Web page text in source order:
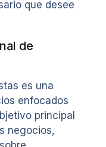
que desee
de
es una
enfocados
principal
negocios,